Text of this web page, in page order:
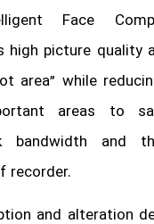
Face
high picture quality
area” while
areas to
bandwidth and
recorder.
and alteration